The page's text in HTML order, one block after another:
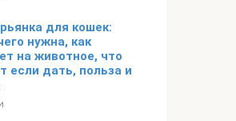
для кошек:
нужна, как
на животное, что
если дать, польза и